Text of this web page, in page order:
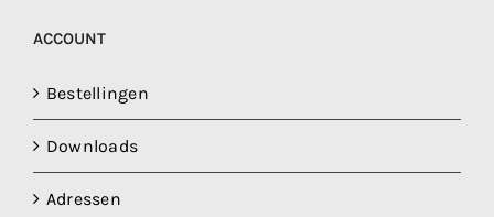
ACCOUNT
Bestellingen
Downloads
Adressen